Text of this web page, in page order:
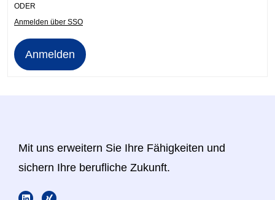
ODER
Anmelden über SSO
Anmelden
Mit uns erweitern Sie Ihre Fähigkeiten und
sichern Ihre berufliche Zukunft.